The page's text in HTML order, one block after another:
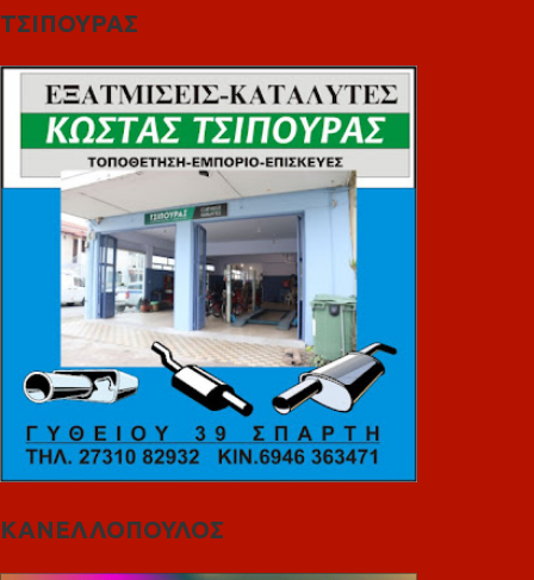
ΤΣΙΠΟΥΡΑΣ
ΚΑΝΕΛΛΟΠΟΥΛΟΣ